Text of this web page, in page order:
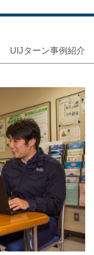
UIJターン事例紹介